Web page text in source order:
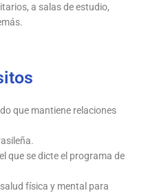
a salas de estudio,
que mantiene relaciones
que se dicte el programa de
física y mental para